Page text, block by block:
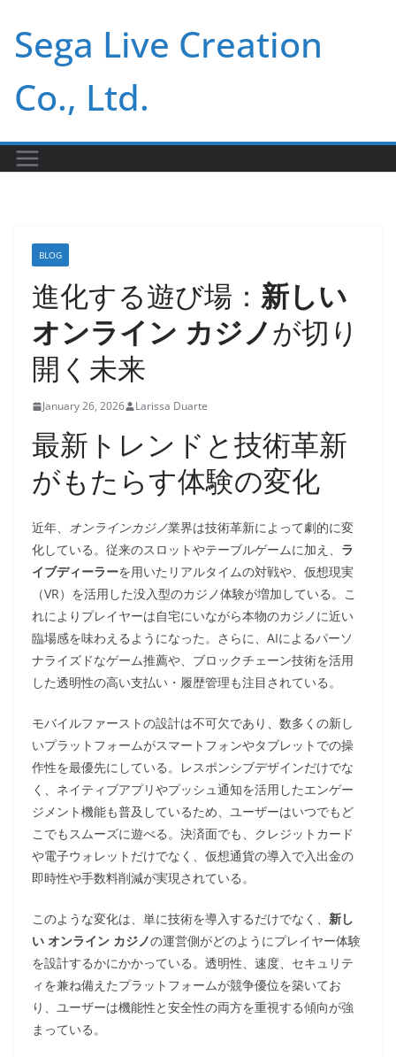
content
Sega Live Creation
Co., Ltd.
BLOG
進化する遊び場： 新しい
オンライン カジノが切り
開く未来
January 26, 2026 Larissa Duarte
最新トレンドと技術革新
がもたらす体験の変化
近年、 オンラインカジノ業界は技術革新によって劇的に変
化している。従来のスロットやテーブルゲームに加え、 ラ
イブディーラーを用いたリアルタイムの対戦や、仮想現実
（VR）を活用した没入型のカジノ体験が増加している。こ
れによりプレイヤーは自宅にいながら本物のカジノに近い
臨場感を味わえるようになった。さらに、AIによるパーソ
ナライズドなゲーム推薦や、ブロックチェーン技術を活用
した透明性の高い支払い・履歴管理も注目されている。
モバイルファーストの設計は不可欠であり、数多くの新し
いプラットフォームがスマートフォンやタブレットでの操
作性を最優先にしている。レスポンシブデザインだけでな
く、ネイティブアプリやプッシュ通知を活用したエンゲー
ジメント機能も普及しているため、ユーザーはいつでもど
こでもスムーズに遊べる。決済面でも、クレジットカード
や電子ウォレットだけでなく、仮想通貨の導入で入出金の
即時性や手数料削減が実現されている。
このような変化は、単に技術を導入するだけでなく、 新し
い オンライン カジノの運営側がどのようにプレイヤー体験
を設計するかにかかっている。透明性、速度、セキュリテ
ィを兼ね備えたプラットフォームが競争優位を築いてお
り、ユーザーは機能性と安全性の両方を重視する傾向が強
まっている。